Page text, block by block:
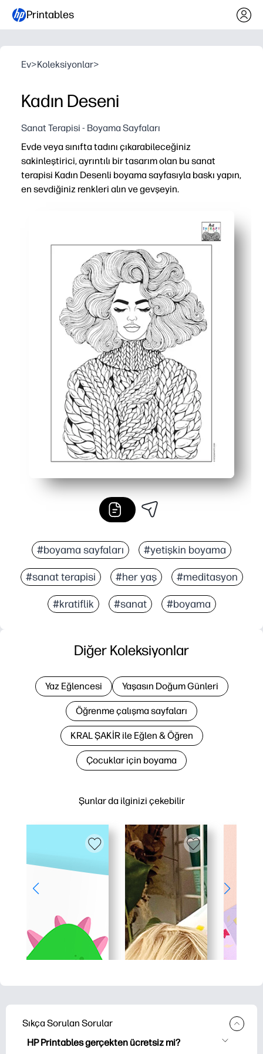
Printables
Ev>Koleksiyonlar>
Kadın Deseni
Sanat Terapisi - Boyama Sayfaları
Evde veya sınıfta tadını çıkarabileceğiniz
sakinleştirici, ayrıntılı bir tasarım olan bu sanat
terapisi Kadın Desenli boyama sayfasıyla baskı yapın,
en sevdiğiniz renkleri alın ve gevşeyin.
Karmaşık hat çalışması odaklanmanıza,
Her plana uyar - sınıf odası, sanat merkezleri,
Boya kalemleri, kalemler veya kalemlerle yeni paletleri
#boyama sayfaları #yetişkin boyama
#sanat terapisi #her yaş #meditasyon
#kratiflik #sanat #boyama
Şunlar da ilginizi çekebilir
Diğer Koleksiyonlar
Yaz Eğlencesi Yaşasın Doğum Günleri
Öğrenme çalışma sayfaları
KRAL ŞAKİR ile Eğlen & Öğren
Çocuklar için boyama
Sıkça Sorulan Sorular
HP Printables gerçekten ücretsiz mi?